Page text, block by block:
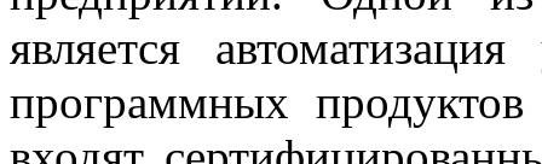
является
программных